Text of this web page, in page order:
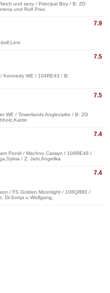
und sexy / Principal Boy / B: ZG
und Rolf Prior,
7.9
7.5
Kennedy WE / 104RE43 / B:
7.5
WE / Towerlands Anglezarke / B: ZG
7.4
Pondi / Machno Carwyn / 108RE48 /
/ Z: Jahr,Angelika
7.4
/ FS Golden Moonlight / 108QR80 /
Dr.Sonja u.Wolfgang,